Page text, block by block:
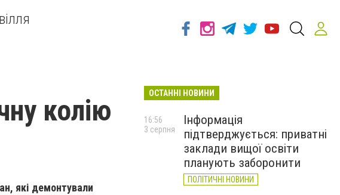
колію
які демонтували
ОСТАННІ НОВИНИ
Інформація
підтверджується: приватні
заклади вищої освіти
планують заборонити
ПОЛІТИЧНІ НОВИНИ
16:56
3 серпня